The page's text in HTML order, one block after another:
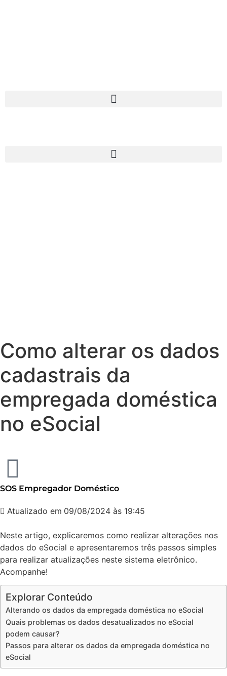
Como alterar os dados
cadastrais da
empregada doméstica
no eSocial
SOS Empregador Doméstico
Atualizado em 09/08/2024 às 19:45
Neste artigo, explicaremos como realizar alterações nos
dados do eSocial e apresentaremos três passos simples
para realizar atualizações neste sistema eletrônico.
Acompanhe!
Explorar Conteúdo
Alterando os dados da empregada doméstica no eSocial
Quais problemas os dados desatualizados no eSocial
podem causar?
Passos para alterar os dados da empregada doméstica no
eSocial